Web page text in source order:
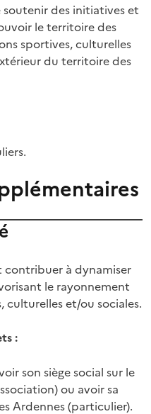
des initiatives et
le territoire des
sportives, culturelles
du territoire des
contribuer à dynamiser
le rayonnement
culturelles et/ou sociales.
:
son siège social sur le
ou avoir sa
Ardennes (particulier).